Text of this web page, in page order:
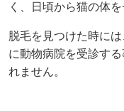
く、日頃から猫の体
脱毛を見つけた時に
に動物病院を受診す
れません。